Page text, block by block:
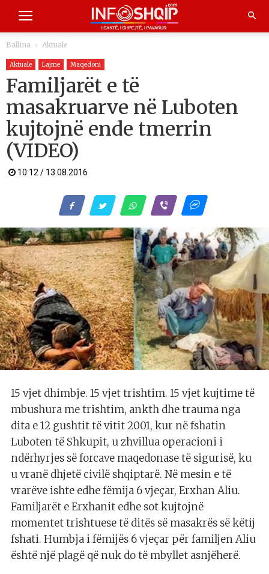
Ballina Aktuale
Aktuale Lajme Maqedoni
Familjarët e të
masakruarve në Luboten
kujtojnë ende tmerrin
(VIDEO)
10:12 / 13.08.2016
15 vjet dhimbje. 15 vjet trishtim. 15 vjet kujtime të
mbushura me trishtim, ankth dhe trauma nga
dita e 12 gushtit të vitit 2001, kur në fshatin
Luboten të Shkupit, u zhvillua operacioni i
ndërhyrjes së forcave maqedonase të sigurisë, ku
u vranë dhjetë civilë shqiptarë. Në mesin e të
vrarëve ishte edhe fëmija 6 vjeçar, Erxhan Aliu.
Familjarët e Erxhanit edhe sot kujtojnë
momentet trishtuese të ditës së masakrës së këtij
fshati. Humbja i fëmijës 6 vjeçar për familjen Aliu
është një plagë që nuk do të mbyllet asnjëherë.